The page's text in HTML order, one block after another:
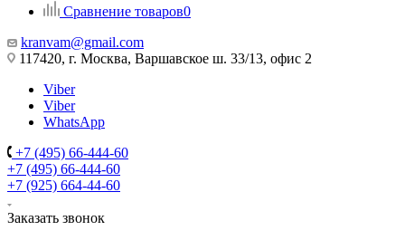
Сравнение товаров0
kranvam@gmail.com
117420, г. Москва, Варшавское ш. 33/13, офис 2
Viber
Viber
WhatsApp
+7 (495) 66-444-60
+7 (495) 66-444-60
+7 (925) 664-44-60
Заказать звонок